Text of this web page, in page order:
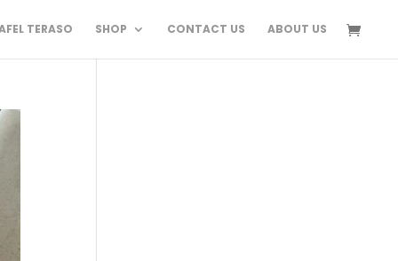
TERASO SHOP CONTACT US ABOUT US